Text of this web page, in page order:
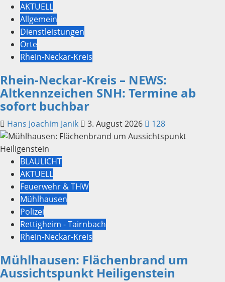
AKTUELL
Allgemein
Dienstleistungen
Orte
Rhein-Neckar-Kreis
Rhein-Neckar-Kreis – NEWS:
Altkennzeichen SNH: Termine ab
sofort buchbar
Hans Joachim Janik 3. August 2026 128
BLAULICHT
AKTUELL
Feuerwehr & THW
Mühlhausen
Polizei
Rettigheim - Tairnbach
Rhein-Neckar-Kreis
Mühlhausen: Flächenbrand um
Aussichtspunkt Heiligenstein